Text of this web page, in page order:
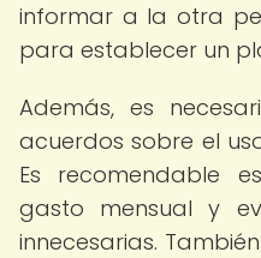
informar a la otra
para establecer un
Además, es
acuerdos sobre el
Es recomendable
gasto mensual y
innecesarias.